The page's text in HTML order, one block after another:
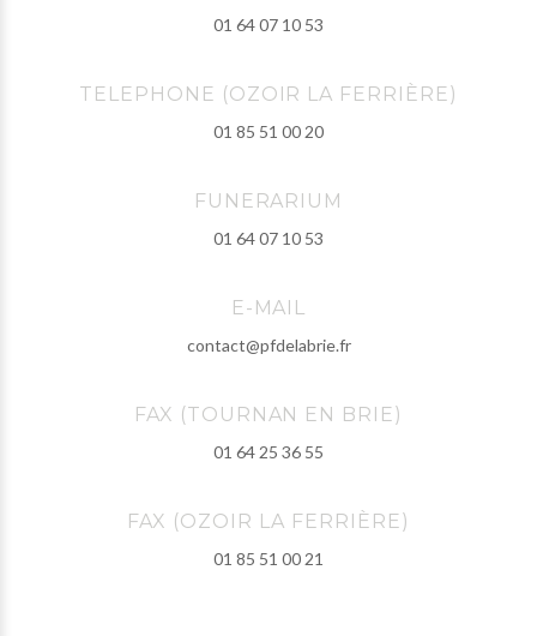
01 64 07 10 53
TELEPHONE (OZOIR LA FERRIÈRE)
01 85 51 00 20
FUNERARIUM
01 64 07 10 53
E-MAIL
contact@pfdelabrie.fr
FAX (TOURNAN EN BRIE)
01 64 25 36 55
FAX (OZOIR LA FERRIÈRE)
01 85 51 00 21